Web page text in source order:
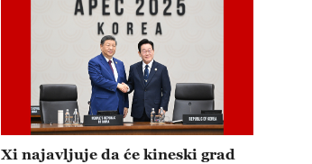
Xi najavljuje da će kineski grad